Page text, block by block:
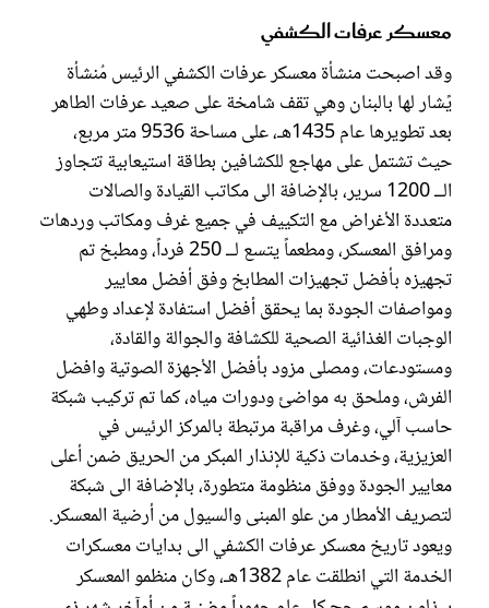
معسكر عرفات الكشفي
وقد اصبحت منشأة معسكر عرفات الكشفي الرئيس مُنشأة
يًشار لها بالبنان وهي تقف شامخة على صعيد عرفات الطاهر
بعد تطويرها عام 1435هـ، على مساحة 9536 متر مربع،
حيث تشتمل على مهاجع للكشافين بطاقة استيعابية تتجاوز
الــ 1200 سرير، بالإضافة الى مكاتب القيادة والصالات
متعددة الأغراض مع التكييف في جميع غرف ومكاتب وردهات
ومرافق المعسكر، ومطعماً يتسع لــ 250 فرداً، ومطبخ تم
تجهيزه بأفضل تجهيزات المطابخ وفق أفضل معايير
ومواصفات الجودة بما يحقق أفضل استفادة لإعداد وطهي
الوجبات الغذائية الصحية للكشافة والجوالة والقادة،
ومستودعات، ومصلى مزود بأفضل الأجهزة الصوتية وافضل
الفرش، وملحق به مواضئ ودورات مياه، كما تم تركيب شبكة
حاسب آلي، وغرف مراقبة مرتبطة بالمركز الرئيس في
العزيزية، وخدمات ذكية للإنذار المبكر من الحريق ضمن أعلى
معايير الجودة ووفق منظومة متطورة، بالإضافة الى شبكة
لتصريف الأمطار من علو المبنى والسيول من أرضية المعسكر.
ويعود تاريخ معسكر عرفات الكشفي الى بدايات معسكرات
الخدمة التي انطلقت عام 1382هـ، وكان منظمو المعسكر